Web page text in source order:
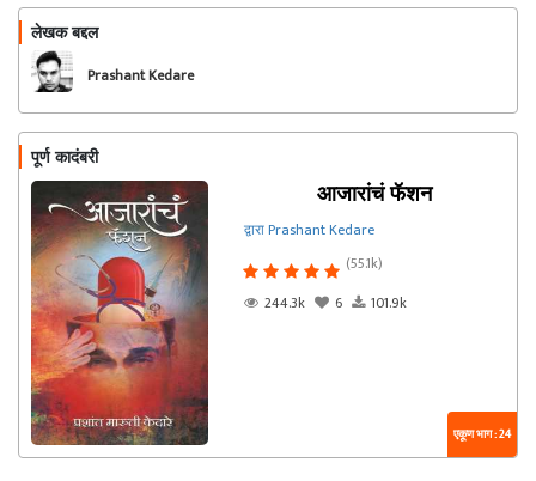
लेखक बद्दल
Prashant Kedare
पूर्ण कादंबरी
आजारांचं फॅशन
द्वारा Prashant Kedare
(55.1k)
244.3k
6 101.9k
एकूण भाग : 24